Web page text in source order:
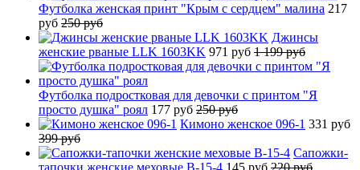
Футболка женская принт "Крым с сердцем" малина 217
руб 250 руб
Джинсы
женские рваные LLK 1603KK 971 руб 1 199 руб
Футболка подростковая для девочки с принтом "Я
просто душка" роял 177 руб 250 руб
Кимоно женское 096-1 331 руб
399 руб
Сапожки-
тапочки женские меховые B-15-4 145 руб 220 руб